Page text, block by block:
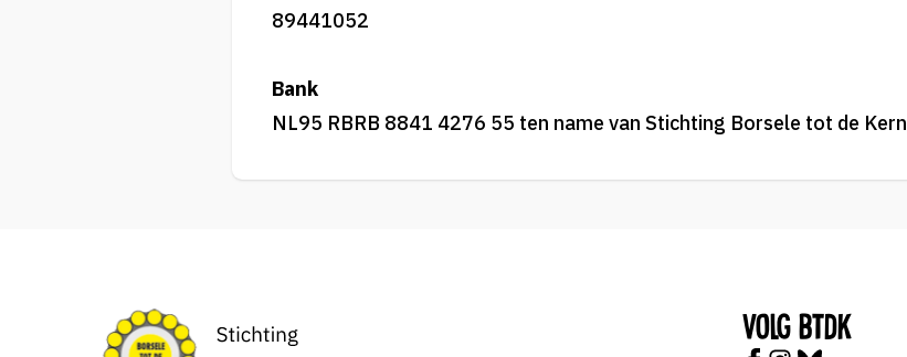
89441052
Bank
NL95 RBRB 8841 4276 55 ten name van Stichting Borsele tot de Kern
Volg BTDK